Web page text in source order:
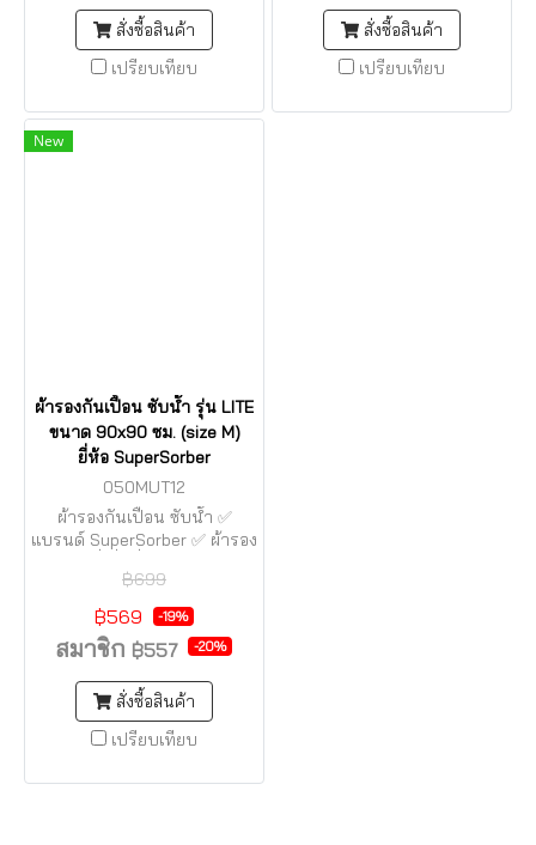
สั่งซื้อสินค้า
เปรียบเทียบ
สั่งซื้อสินค้า
เปรียบเทียบ
New
ผ้ารองกันเปื้อน ซับน้ำ รุ่น LITE
ขนาด 90x90 ซม. (size M)
ยี่ห้อ SuperSorber
050MUT12
ผ้ารองกันเปื้อน ซับน้ำ ✅
แบรนด์ SuperSorber ✅ ผ้ารอง
น้ำซึมได้ 100% ⚠️ เปิดจำหน่าย
มากว่า 30 ปี จึงมั่นใจใน
คุณภาพ
฿699
฿569 -19%
สมาชิก ฿557 -20%
สั่งซื้อสินค้า
เปรียบเทียบ